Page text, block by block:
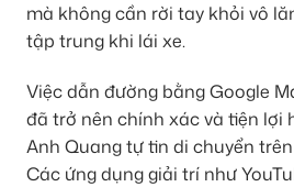
mà không cần rời tay khỏi vô
tập trung khi lái xe.
Việc dẫn đường bằng Google
đã trở nên chính xác và tiện lợi
Anh Quang tự tin di chuyển
Các ứng dụng giải trí như